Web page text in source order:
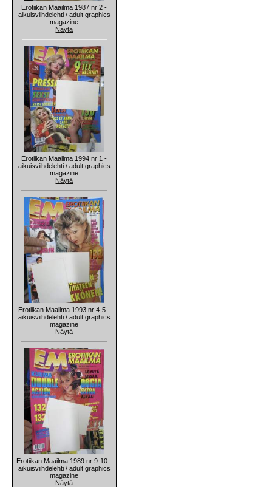
Erotiikan Maailma 1987 nr 2 -
aikuisviihdelehti / adult graphics
magazine
Näytä
Erotiikan Maailma 1994 nr 1 -
aikuisviihdelehti / adult graphics
magazine
Näytä
Erotiikan Maailma 1993 nr 4-5 -
aikuisviihdelehti / adult graphics
magazine
Näytä
Erotiikan Maailma 1989 nr 9-10 -
aikuisviihdelehti / adult graphics
magazine
Näytä